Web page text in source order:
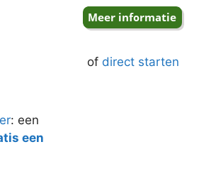
: een
een
of direct starten